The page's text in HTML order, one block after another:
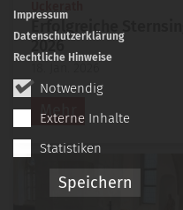
Notwendig
Externe Inhalte
Statistiken
Speichern
Impressum
Datenschutzerklärung
Rechtliche Hinweise
Erfolgreiche
2026
Mehr